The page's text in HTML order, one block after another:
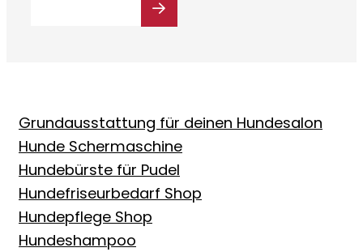
Grundausstattung für deinen Hundesalon
Hunde Schermaschine
Hundebürste für Pudel
Hundefriseurbedarf Shop
Hundepflege Shop
Hundeshampoo